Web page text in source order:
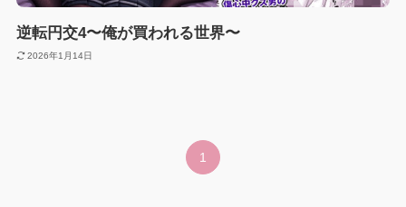
逆転円交4〜俺が買われる世界〜
2026年1月14日
1